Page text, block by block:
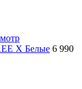
X Белые 6 990